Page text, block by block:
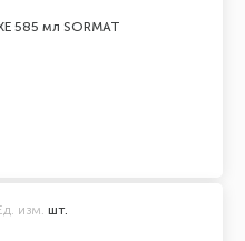
585 мл SORMAT
изм. шт.